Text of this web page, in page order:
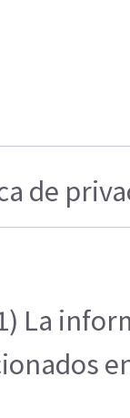
de
La